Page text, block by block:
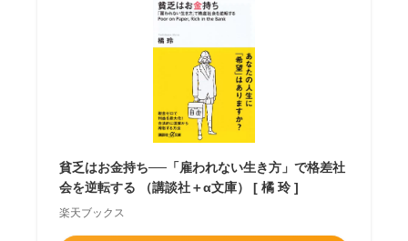
貧乏はお金持ち──「雇われない生き方」で格差社
会を逆転する （講談社＋α文庫） [ 橘 玲 ]
楽天ブックス